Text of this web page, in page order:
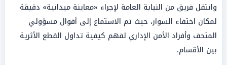
وانتقل فريق من النيابة العامة لإجراء «معاينة ميدانية» دقيقة
لمكان اختفاء السوار، حيث تم الاستماع إلى أقوال مسؤولي
المتحف وأفراد الأمن الإداري لفهم كيفية تداول القطع الأثرية
بين الأقسام.